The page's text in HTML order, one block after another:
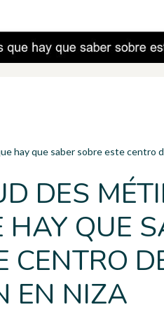
hay que saber sobre este centro
DES
HAY QUE
CENTRO
EN NIZA